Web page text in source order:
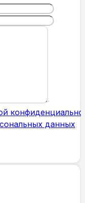
данных